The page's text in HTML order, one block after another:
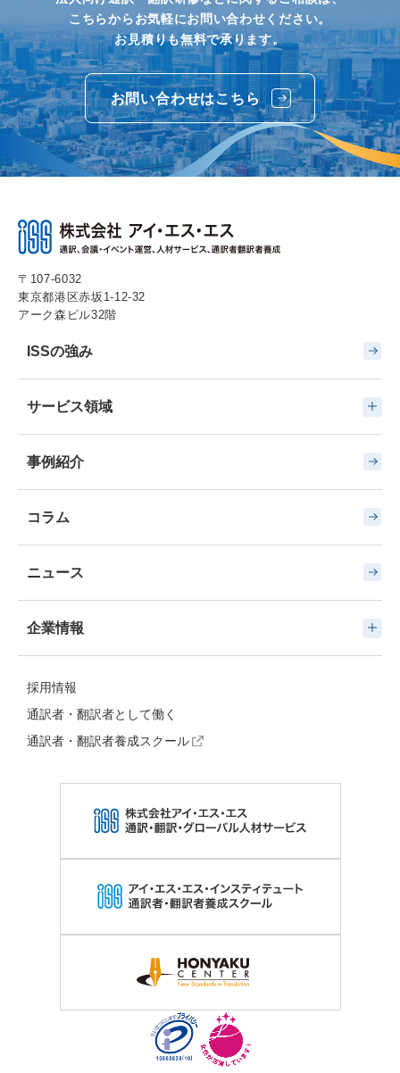
こちらからお気軽にお問い合わせください。
お見積りも無料で承ります。
お問い合わせはこちら
〒107-6032
東京都港区赤坂1-12-32
アーク森ビル32階
ISSの強み
サービス領域
事例紹介
コラム
ニュース
企業情報
採用情報
通訳者・翻訳者として働く
通訳者・翻訳者養成スクール